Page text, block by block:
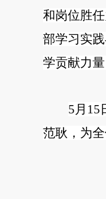
和岗位胜
部学习实
学贡献力
5月15
范耿，为